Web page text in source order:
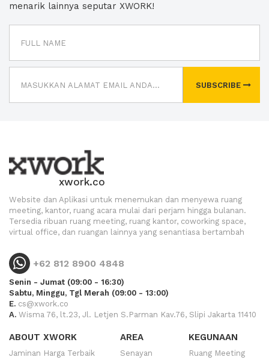
menarik lainnya seputar XWORK!
SUBSCRIBE
xwork.co
Website dan Aplikasi untuk menemukan dan menyewa ruang
meeting, kantor, ruang acara mulai dari perjam hingga bulanan.
Tersedia ribuan ruang meeting, ruang kantor, coworking space,
virtual office, dan ruangan lainnya yang senantiasa bertambah
+62 812 8900 4848
Senin - Jumat (09:00 - 16:30)
Sabtu, Minggu, Tgl Merah (09:00 - 13:00)
E. cs@xwork.co
A. Wisma 76, lt.23, Jl. Letjen S.Parman Kav.76, Slipi Jakarta 11410
ABOUT XWORK
Jaminan Harga Terbaik
AREA
Senayan
KEGUNAAN
Ruang Meeting